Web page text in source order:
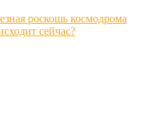
роскошь космодрома
сейчас?